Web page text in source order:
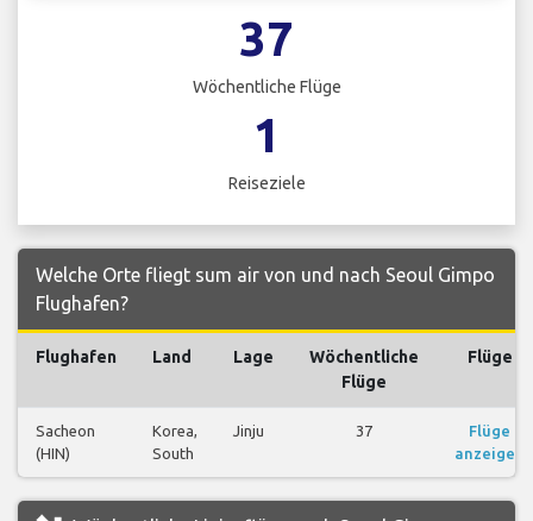
37
Wöchentliche Flüge
1
Reiseziele
Welche Orte fliegt sum air von und nach Seoul Gimpo
Flughafen?
Flughafen Land Lage
Wöchentliche
Flüge
Flüge
Sacheon
(HIN)
Korea,
South
Jinju 37
Flüge
anzeigen